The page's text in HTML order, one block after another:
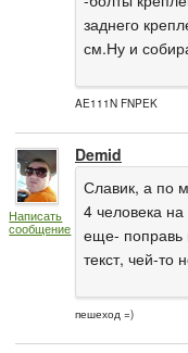
заднего
см.Ну и
AE111N FNPEK
Написать
сообщение
Demid
Славик, а по
4 человека
еще- поправь
текст, чей-то
пешеход =)